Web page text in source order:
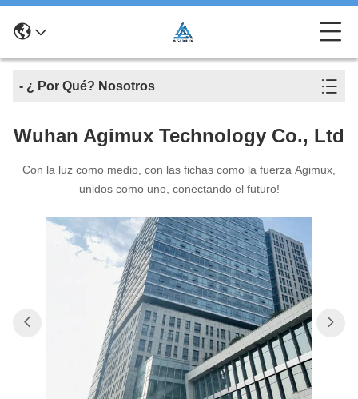
- ¿ Por Qué? Nosotros
Wuhan Agimux Technology Co., Ltd
Con la luz como medio, con las fichas como la fuerza Agimux,
unidos como uno, conectando el futuro!